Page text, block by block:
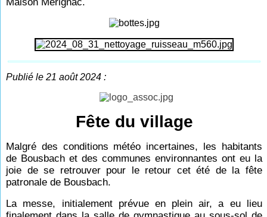
Publié le 21 août 2024 :
Fête du village
Malgré des conditions météo incertaines, les habitants
de Bousbach et des communes environnantes ont eu la
joie de se retrouver pour le retour cet été de la fête
patronale de Bousbach.
La messe, initialement prévue en plein air, a eu lieu